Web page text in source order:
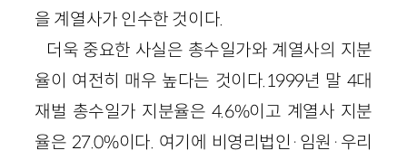
을 계열사가 인수한 것이다.
더욱 중요한 사실은 총수일가와 계열사의 지분
율이 여전히 매우 높다는 것이다.1999년 말 4대
재벌 총수일가 지분율은 4.6%이고 계열사 지분
율은 27.0%이다. 여기에 비영리법인·임원·우리